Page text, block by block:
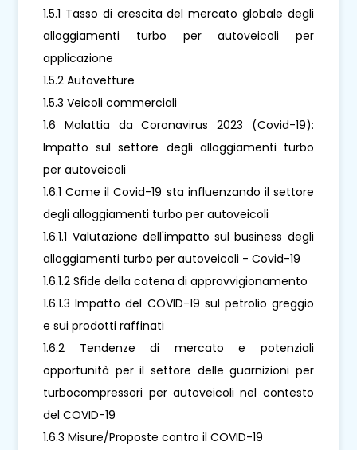
1.5.1 Tasso di crescita del mercato globale degli
alloggiamenti turbo per autoveicoli per
applicazione
1.5.2 Autovetture
1.5.3 Veicoli commerciali
1.6 Malattia da Coronavirus 2023 (Covid-19):
Impatto sul settore degli alloggiamenti turbo
per autoveicoli
1.6.1 Come il Covid-19 sta influenzando il settore
degli alloggiamenti turbo per autoveicoli
1.6.1.1 Valutazione dell'impatto sul business degli
alloggiamenti turbo per autoveicoli - Covid-19
1.6.1.2 Sfide della catena di approvvigionamento
1.6.1.3 Impatto del COVID-19 sul petrolio greggio
e sui prodotti raffinati
1.6.2 Tendenze di mercato e potenziali
opportunità per il settore delle guarnizioni per
turbocompressori per autoveicoli nel contesto
del COVID-19
1.6.3 Misure/Proposte contro il COVID-19